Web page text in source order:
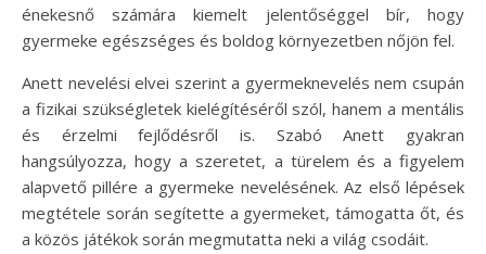
énekesnő számára kiemelt jelentőséggel bír, hogy
gyermeke egészséges és boldog környezetben nőjön fel.
Anett nevelési elvei szerint a gyermeknevelés nem csupán
a fizikai szükségletek kielégítéséről szól, hanem a mentális
és érzelmi fejlődésről is. Szabó Anett gyakran
hangsúlyozza, hogy a szeretet, a türelem és a figyelem
alapvető pillére a gyermeke nevelésének. Az első lépések
megtétele során segítette a gyermeket, támogatta őt, és
a közös játékok során megmutatta neki a világ csodáit.